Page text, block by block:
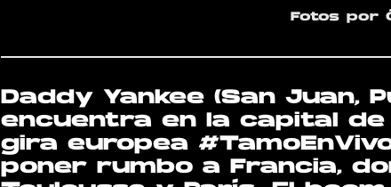
Fotos por
Daddy Yankee (San Juan,
encuentra en la capital de
gira europea
poner rumbo a Francia,